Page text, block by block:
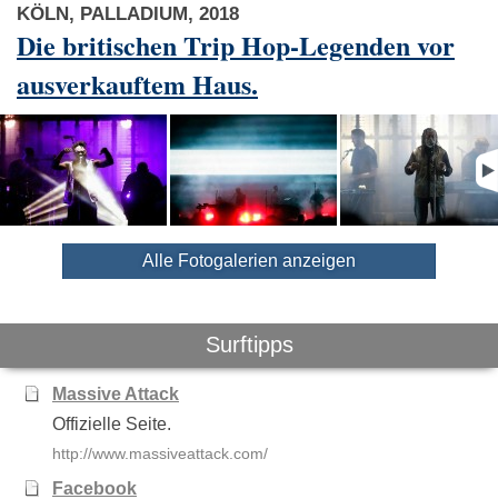
KÖLN, PALLADIUM, 2018
Die britischen Trip Hop-Legenden vor
ausverkauftem Haus.
Alle Fotogalerien anzeigen
Surftipps
Massive Attack
Offizielle Seite.
http://www.massiveattack.com/
Facebook